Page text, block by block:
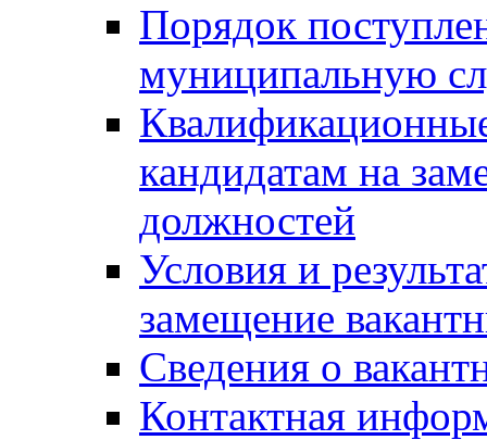
Порядок
муниципальную
кандидатам на
должностей
Условия и
замещение
Сведения о
Контактная